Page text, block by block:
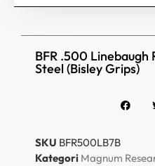
BFR .500 Linebaugh
Steel (Bisley Grips)
SKU BFR500LB7B
Kategori Magnum